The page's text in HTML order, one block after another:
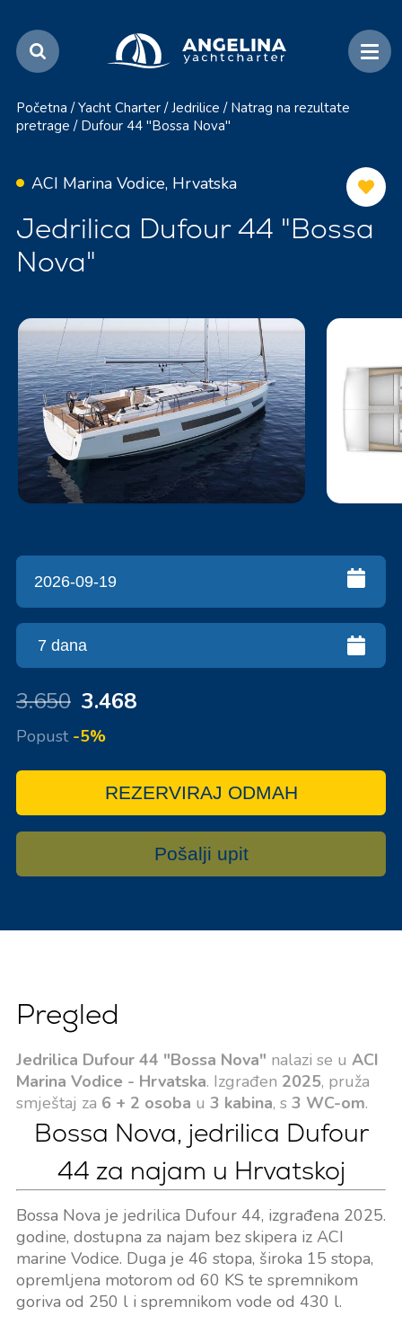
Početna / Yacht Charter / Jedrilice / Natrag na rezultate
pretrage / Dufour 44 "Bossa Nova"
ACI Marina Vodice, Hrvatska
Jedrilica Dufour 44 "Bossa
Nova"
3.650 3.468
Popust -5%
REZERVIRAJ ODMAH
Pošalji upit
Pregled
Jedrilica Dufour 44 "Bossa Nova" nalazi se u ACI
Marina Vodice - Hrvatska. Izgrađen 2025, pruža
smještaj za 6 + 2 osoba u 3 kabina, s 3 WC-om.
Bossa Nova, jedrilica Dufour
44 za najam u Hrvatskoj
Bossa Nova je jedrilica Dufour 44, izgrađena 2025.
godine, dostupna za najam bez skipera iz ACI
marine Vodice. Duga je 46 stopa, široka 15 stopa,
opremljena motorom od 60 KS te spremnikom
goriva od 250 l i spremnikom vode od 430 l.